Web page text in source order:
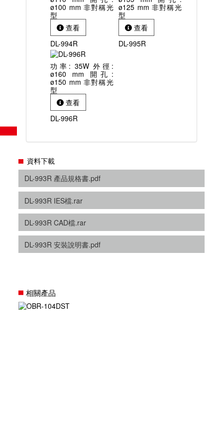
ø100 mm 非對稱光
型
查看
DL-994R
ø125 mm 非對稱光
型
查看
DL-995R
功率: 35W 外徑:
ø160 mm 開孔:
ø150 mm 非對稱光
型
查看
DL-996R
資料下載
DL-993R 產品規格書.pdf
DL-993R IES檔.rar
DL-993R CAD檔.rar
DL-993R 安裝說明書.pdf
相關產品